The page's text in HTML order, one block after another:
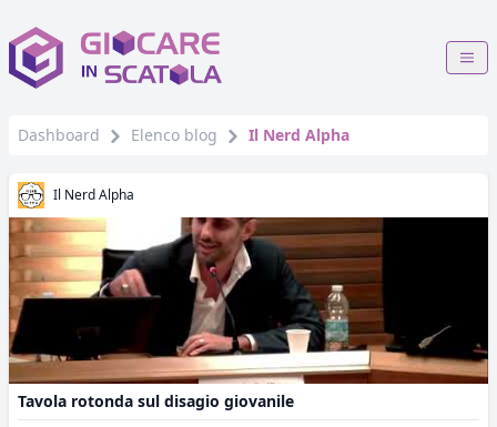
Dashboard Elenco blog Il Nerd Alpha
Il Nerd Alpha
Tavola rotonda sul disagio giovanile